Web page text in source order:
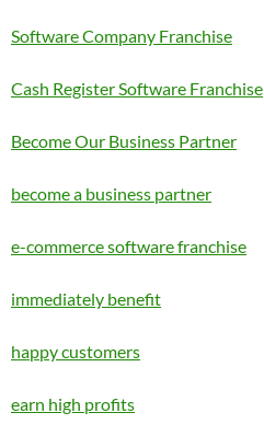
Software Company Franchise
Cash Register Software Franchise
Become Our Business Partner
become a business partner
e-commerce software franchise
immediately benefit
happy customers
earn high profits